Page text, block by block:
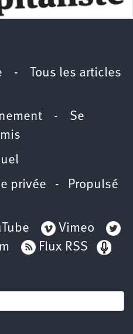
-
Tous les articles
- Se
privée - Propulsé
Vimeo
Flux RSS